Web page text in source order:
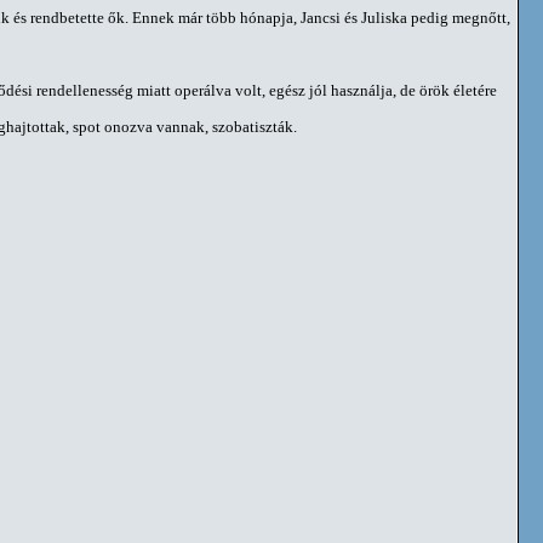
rendbetette ők. Ennek már több hónapja, Jancsi és Juliska pedig megnőtt,
rendellenesség miatt operálva volt, egész jól használja, de örök életére
spot onozva vannak, szobatiszták.